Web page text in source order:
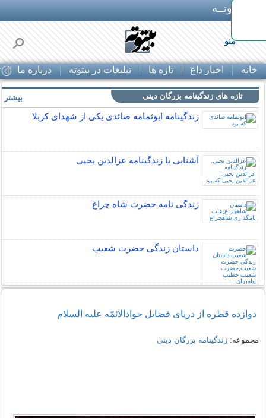
بـیتوتــه
منو
خانه اخبار داغ تازه ها تبلیغات در بیتوته درباره ما
تازه های زندگینامه بزرگان دینی
زندگینامه ابوثمامه صائدی یکی از شهدای کربلا
آشنایی با زندگینامه عزالدین یحیی
زندگی نامه حضرت شاه چراغ
داستان زندگی حضرت شعیب
بیشتر
دوازده قطره از دریای فضایل جوادالائمّه علیه السلام
مجموعه:زندگینامه بزرگان دینی